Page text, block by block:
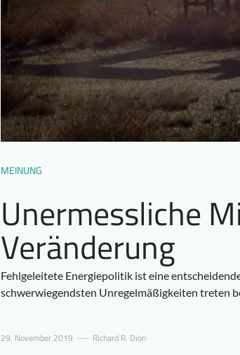
MEINUNG
Unermessliche
Veränderung
Fehlgeleitete Energiepolitik ist eine
schwerwiegendsten Unregelmäßigkeiten treten
29. November 2019 Richard R. Dion